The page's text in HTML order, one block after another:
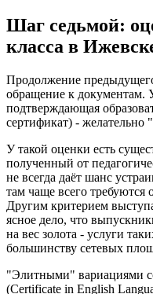
Шаг седьмой:
класса в
Продолжение
обращение к документам.
подтверждающая
сертификат) - желательно
У такой оценки есть
полученный от
не всегда даёт шанс
там чаще всего требуются
Другим критерием
ясное дело, что
на вес золота - услуги
большинству сетевых
"Элитными" вариациями
(Certificate in English